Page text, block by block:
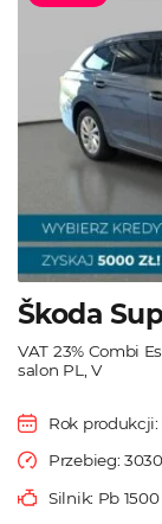
Škoda
VAT 23% Combi
salon PL, V
Rok
Przebieg:
Silnik: Pb